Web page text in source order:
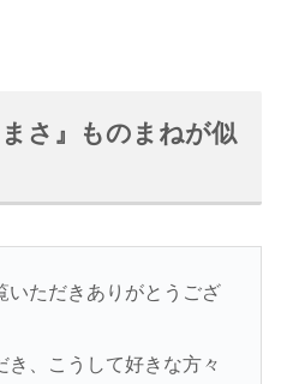
さ』ものまねが似
いただきありがとうござ
、こうして好きな方々